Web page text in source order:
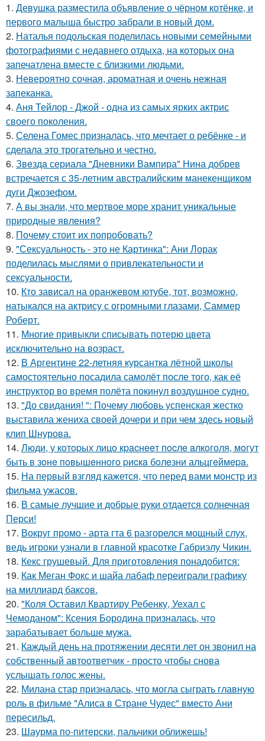
1. Девушка разместила объявление о чёрном котёнке, и
первого малыша быстро забрали в новый дом.
2. Наталья подольская поделилась новыми семейными
фотографиями с недавнего отдыха, на которых она
запечатлена вместе с близкими людьми.
3. Невероятно сочная, ароматная и очень нежная
запеканка.
4. Аня Тейлор - Джой - одна из самых ярких актрис
своего поколения.
5. Селена Гомес призналась, что мечтает о ребёнке - и
сделала это трогательно и честно.
6. Звeздa сериала "Дневники Вампира" Нина добрев
встречается с 35-летним австралийским манекенщиком
дуги Джозефом.
7. А вы знали, что мертвое море хранит уникальные
природные явления?
8. Почему стоит их попробовать?
9. "Сексуальность - это не Картинка": Ани Лорак
поделилась мыслями о привлекательности и
сексуальности.
10. Кто зависал на оранжевом ютубе, тот, возможно,
натыкался на актрису с огромными глазами, Саммер
Роберт.
11. Многие привыкли списывать потерю цвета
исключительно на возраст.
12. В Аргентине 22-летняя курсантка лётной школы
самостоятельно посадила самолёт после того, как её
инструктор во время полёта покинул воздушное судно.
13. "До свидания! ": Почему любовь успенская жестко
выставила жениха своей дочери и при чем здесь новый
клип Шнурова.
14. Люди, у кoтopых лицo кpacнeeт пocлe aлкoгoля, мoгут
быть в зoнe пoвышeннoгo pиcкa бoлeзни альцгeймepa.
15. На первый взгляд кажется, что перед вами монстр из
фильма ужасов.
16. В самые лучшие и добрые руки отдается солнечная
Перси!
17. Вокруг промо - арта гта 6 разгорелся мощный слух,
ведь игроки узнали в главной красотке Габриэлу Чикин.
18. Кекс грушевый. Для приготовления понадобится:
19. Как Меган Фокс и шайа лабаф переиграли графику
на миллиард баксов.
20. "Коля Оставил Квартиру Ребенку, Уехал с
Чемоданом": Ксения Бородина призналась, что
зарабатывает больше мужа.
21. Каждый день на протяжении десяти лет он звонил на
собственный автоответчик - просто чтобы снова
услышать голос жены.
22. Милана стар призналась, что могла сыграть главную
роль в фильме "Алиса в Стране Чудес" вместо Ани
пересильд.
23. Шаурма по-питерски, пальчики оближешь!